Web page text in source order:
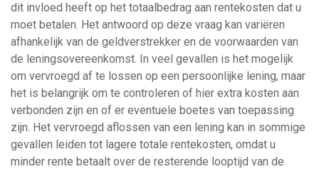
dit invloed heeft op het totaalbedrag aan rentekosten dat u
moet betalen. Het antwoord op deze vraag kan variëren
afhankelijk van de geldverstrekker en de voorwaarden van
de leningsovereenkomst. In veel gevallen is het mogelijk
om vervroegd af te lossen op een persoonlijke lening, maar
het is belangrijk om te controleren of hier extra kosten aan
verbonden zijn en of er eventuele boetes van toepassing
zijn. Het vervroegd aflossen van een lening kan in sommige
gevallen leiden tot lagere totale rentekosten, omdat u
minder rente betaalt over de resterende looptijd van de